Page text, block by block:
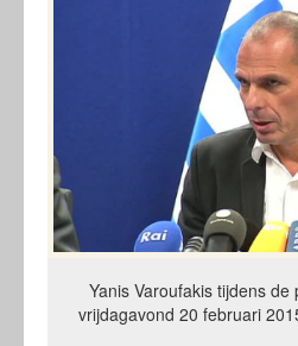
Yanis Varoufakis tijdens
vrijdagavond 20 februari